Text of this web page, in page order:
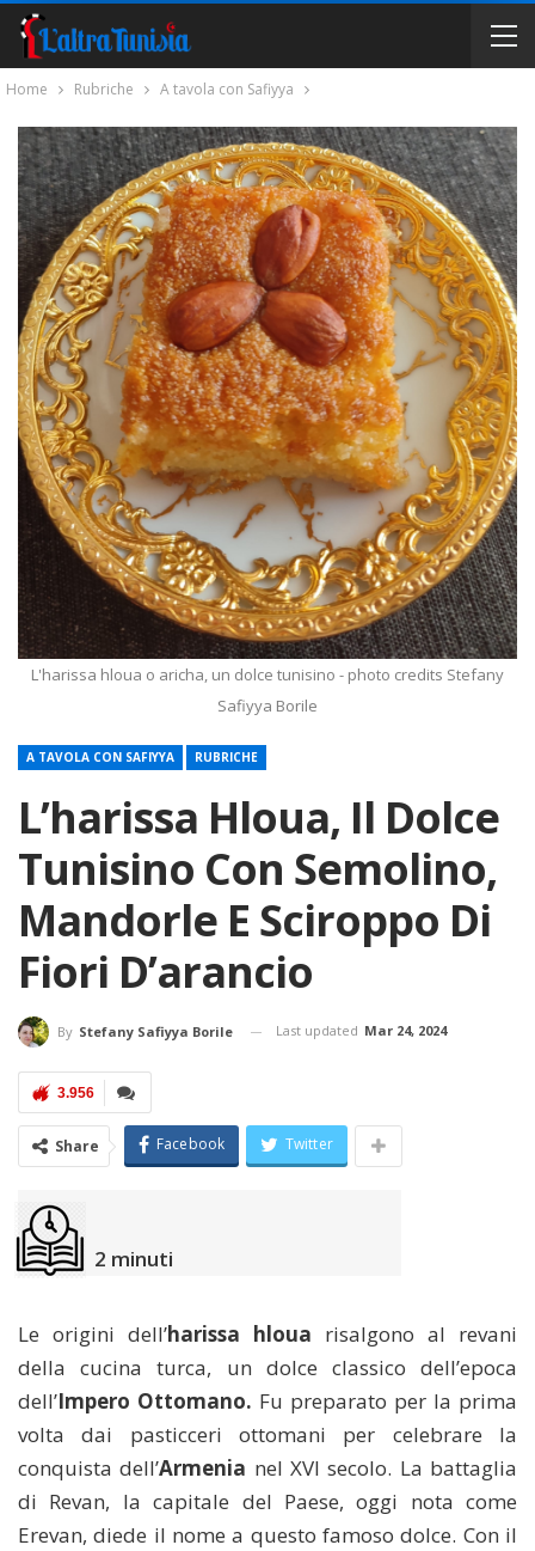
Home Rubriche A tavola con Safiyya
L'harissa hloua o aricha, un dolce tunisino - photo credits Stefany
Safiyya Borile
A TAVOLA CON SAFIYYA RUBRICHE
L’harissa Hloua, Il Dolce
Tunisino Con Semolino,
Mandorle E Sciroppo Di
Fiori D’arancio
By Stefany Safiyya Borile Last updated Mar 24, 2024
3.956
Share Facebook Twitter
2 minuti
Le origini dell’harissa hloua risalgono al revani
della cucina turca, un dolce classico dell’epoca
dell’Impero Ottomano. Fu preparato per la prima
volta dai pasticceri ottomani per celebrare la
conquista dell’Armenia nel XVI secolo. La battaglia
di Revan, la capitale del Paese, oggi nota come
Erevan, diede il nome a questo famoso dolce. Con il